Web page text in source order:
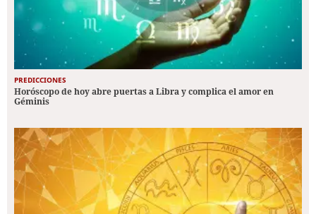
PREDICCIONES
Horóscopo de hoy abre puertas a Libra y complica el amor en
Géminis